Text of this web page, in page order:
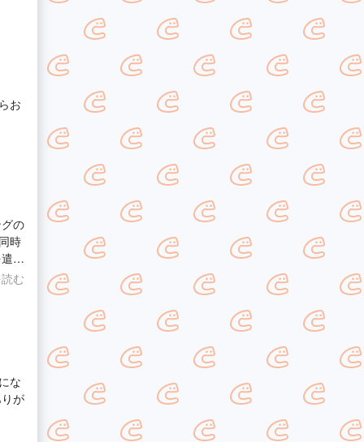
お
の
時
っ
む
な
が